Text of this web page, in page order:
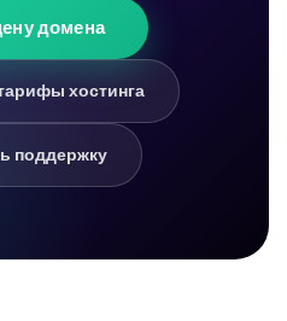
домена
хостинга
поддержку